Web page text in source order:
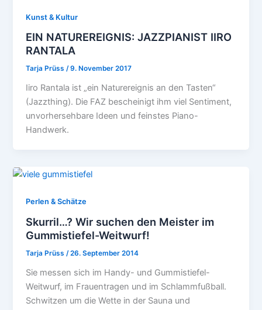
Kunst & Kultur
EIN NATUREREIGNIS: JAZZPIANIST IIRO
RANTALA
Tarja Prüss/9. November 2017
Iiro Rantala ist „ein Naturereignis an den Tasten“
(Jazzthing). Die FAZ bescheinigt ihm viel Sentiment,
unvorhersehbare Ideen und feinstes Piano-
Handwerk.
Perlen & Schätze
Skurril…? Wir suchen den Meister im
Gummistiefel-Weitwurf!
Tarja Prüss /26. September 2014
Sie messen sich im Handy- und Gummistiefel-
Weitwurf, im Frauentragen und im Schlammfußball.
Schwitzen um die Wette in der Sauna und